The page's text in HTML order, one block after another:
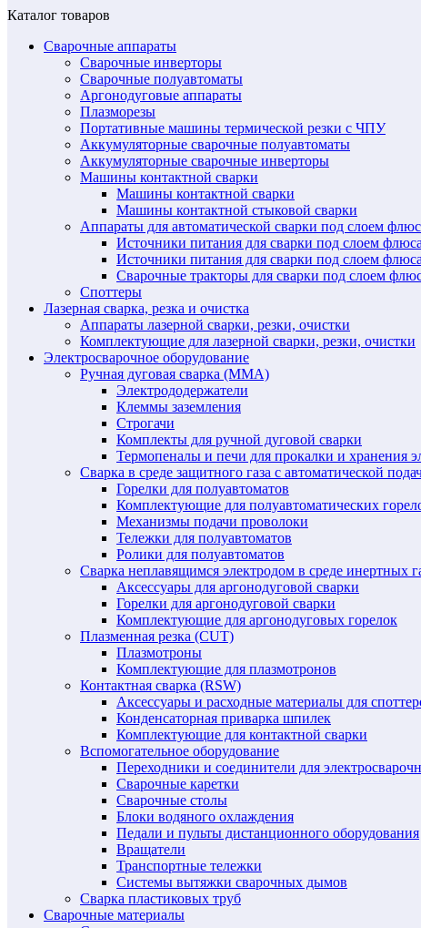
Каталог товаров
Сварочные аппараты
Сварочные инверторы
Сварочные полуавтоматы
Аргонодуговые аппараты
Плазморезы
Портативные машины термической резки с ЧПУ
Аккумуляторные сварочные полуавтоматы
Аккумуляторные сварочные инверторы
Машины контактной сварки
Машины контактной сварки
Машины контактной стыковой сварки
Аппараты для автоматической сварки под слоем
Источники питания для сварки под слоем
Источники питания для сварки под слоем
Сварочные тракторы для сварки под слоем
Споттеры
Лазерная сварка, резка и очистка
Аппараты лазерной сварки, резки, очистки
Комплектующие для лазерной сварки, резки, очистки
Электросварочное оборудование
Ручная дуговая сварка (MMA)
Электрододержатели
Клеммы заземления
Строгачи
Комплекты для ручной дуговой сварки
Термопеналы и печи для прокалки и хранения
Сварка в среде защитного газа с автоматической
Горелки для полуавтоматов
Комплектующие для полуавтоматических
Механизмы подачи проволоки
Тележки для полуавтоматов
Ролики для полуавтоматов
Сварка неплавящимся электродом в среде инертных
Аксессуары для аргонодуговой сварки
Горелки для аргонодуговой сварки
Комплектующие для аргонодуговых горелок
Плазменная резка (CUT)
Плазмотроны
Комплектующие для плазмотронов
Контактная сварка (RSW)
Аксессуары и расходные материалы для
Конденсаторная приварка шпилек
Комплектующие для контактной сварки
Вспомогательное оборудование
Переходники и соединители для
Сварочные каретки
Сварочные столы
Блоки водяного охлаждения
Педали и пульты дистанционного оборудования
Вращатели
Транспортные тележки
Системы вытяжки сварочных дымов
Сварка пластиковых труб
Сварочные материалы